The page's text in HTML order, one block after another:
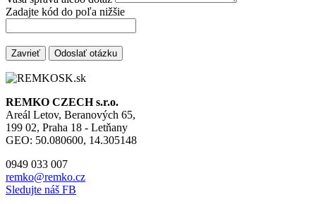
Zadajte kód do poľa nižšie
Zavrieť Odoslať otázku
REMKO CZECH s.r.o.
Areál Letov, Beranových 65,
199 02, Praha 18 - Letňany
GEO: 50.080600, 14.305148
0949 033 007
remko@remko.cz
Sledujte náš FB